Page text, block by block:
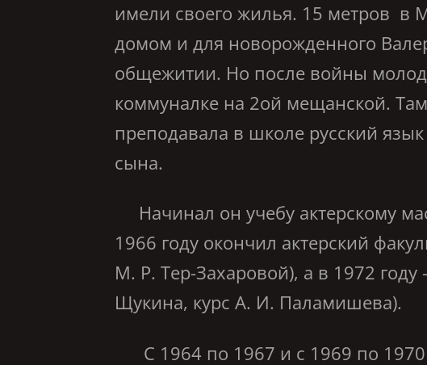
имели своего жилья. 15 метров в
домом и для новорожденного
общежитии. Но после войны
коммуналке на 2ой мещанской.
преподавала в школе русский
сына.
Начинал он учебу актерскому
1966 году окончил актерский
М. Р. Тер-Захаровой), а в 1972
Щукина, курс А. И. Паламишева).
С 1964 по 1967 и с 1969 по 1970